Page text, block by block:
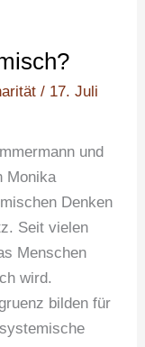
/ 17. Juli
und
Monika
Denken
Seit vielen
Menschen
wird.
bilden für